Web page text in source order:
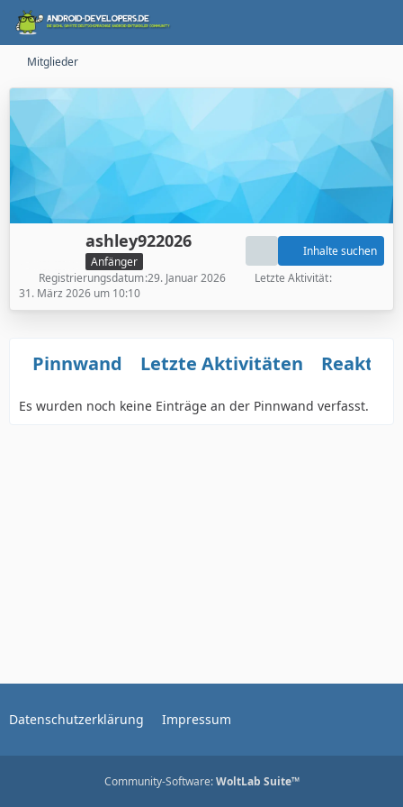
Mitglieder
ashley922026
Anfänger
Inhalte suchen
Registrierungsdatum 29. Januar 2026
Letzte Aktivität
31. März 2026 um 10:10
Pinnwand Letzte Aktivitäten
Es wurden noch keine Einträge an der Pinnwand verfasst.
Datenschutzerklärung Impressum
Community-Software:WoltLab Suite™